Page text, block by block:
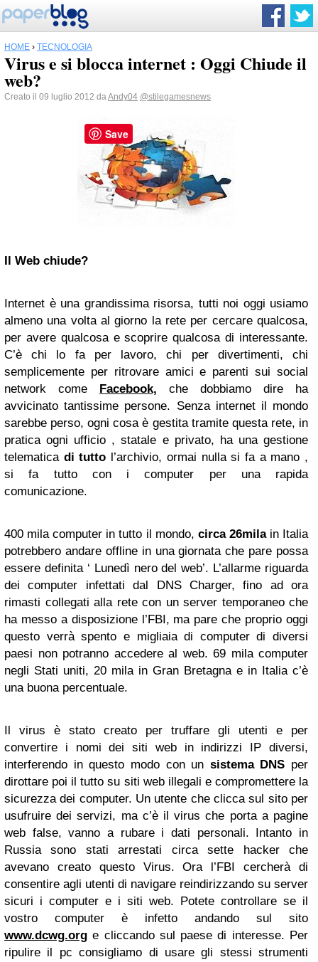
HOME › TECNOLOGIA
Virus e si blocca internet : Oggi Chiude il
web?
Creato il 09 luglio 2012 daAndy04 @stilegamesnews
Il Web chiude?
Internet è una grandissima risorsa, tutti noi oggi usiamo
almeno una volta al giorno la rete per cercare qualcosa,
per avere qualcosa e scoprire qualcosa di interessante.
C’è chi lo fa per lavoro, chi per divertimenti, chi
semplicemente per ritrovare amici e parenti sui social
network come Facebook, che dobbiamo dire ha
avvicinato tantissime persone. Senza internet il mondo
sarebbe perso, ogni cosa è gestita tramite questa rete, in
pratica ogni ufficio , statale e privato, ha una gestione
telematica di tutto l’archivio, ormai nulla si fa a mano ,
si fa tutto con i computer per una rapida
comunicazione.
400 mila computer in tutto il mondo, circa 26milain Italia
potrebbero andare offline in una giornata che pare possa
essere definita ‘ Lunedì nero del web’. L’allarme riguarda
dei computer infettati dal DNS Charger, fino ad ora
rimasti collegati alla rete con un server temporaneo che
ha messo a disposizione l’FBI, ma pare che proprio oggi
questo verrà spento e migliaia di computer di diversi
paesi non potranno accedere al web. 69 mila computer
negli Stati uniti, 20 mila in Gran Bretagna e in Italia c’è
una buona percentuale.
Il virus è stato creato per truffare gli utenti e per
convertire i nomi dei siti web in indirizzi IP diversi,
interferendo in questo modo con un sistema DNS per
dirottare poi il tutto su siti web illegali e compromettere la
sicurezza dei computer. Un utente che clicca sul sito per
usufruire dei servizi, ma c’è il virus che porta a pagine
web false, vanno a rubare i dati personali. Intanto in
Russia sono stati arrestati circa sette hacker che
avevano creato questo Virus. Ora l’FBI cercherà di
consentire agli utenti di navigare reindirizzando su server
sicuri i computer e i siti web. Potete controllare se il
vostro computer è infetto andando sul sito
www.dcwg.org e cliccando sul paese di interesse. Per
ripulire il pc consigliamo di usare gli stessi strumenti
Save